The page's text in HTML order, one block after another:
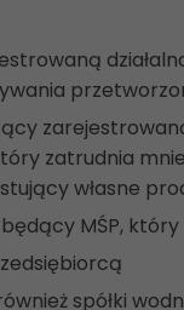
zatrudnia
własne
MŚP,
spółki